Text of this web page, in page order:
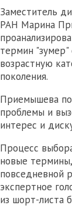
Заместитель
РАН Марина
термин "зумер"
возрастную
поколения.
Приемышева
проблемы и
интерес и
Процесс
новые
повседневной
экспертное
из шорт-листа